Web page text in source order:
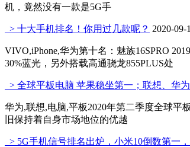
机，竟然没有一款是5G手
> 十大手机排名！你用过几款呢？ 2020-09-
VIVO,iPhone,华为第十名：魅族16SPRO
30%蓝光，另外搭载高通骁龙855PLUS处
> 全球平板电脑 苹果稳坐第一；联想、华
华为,联想,电脑,平板2020年第二季度全球平
旧保持着自身市场地位的优越
> 5G手机信号排名出炉，小米10倒数第一